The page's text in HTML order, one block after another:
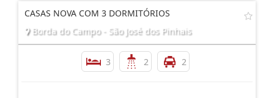
CASAS NOVA COM 3 DORMITÓRIOS
Borda do Campo - São José dos Pinhais
3 2 2